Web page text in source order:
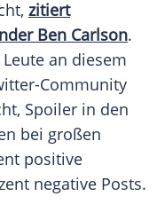
zitiert
Ben Carlson.
an diesem
Community
Spoiler in den
bei großen
positive
negative Posts.